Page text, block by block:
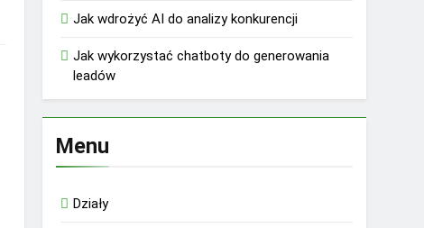
Jak wdrożyć AI do analizy konkurencji
Jak wykorzystać chatboty do generowania
leadów
Menu
Działy